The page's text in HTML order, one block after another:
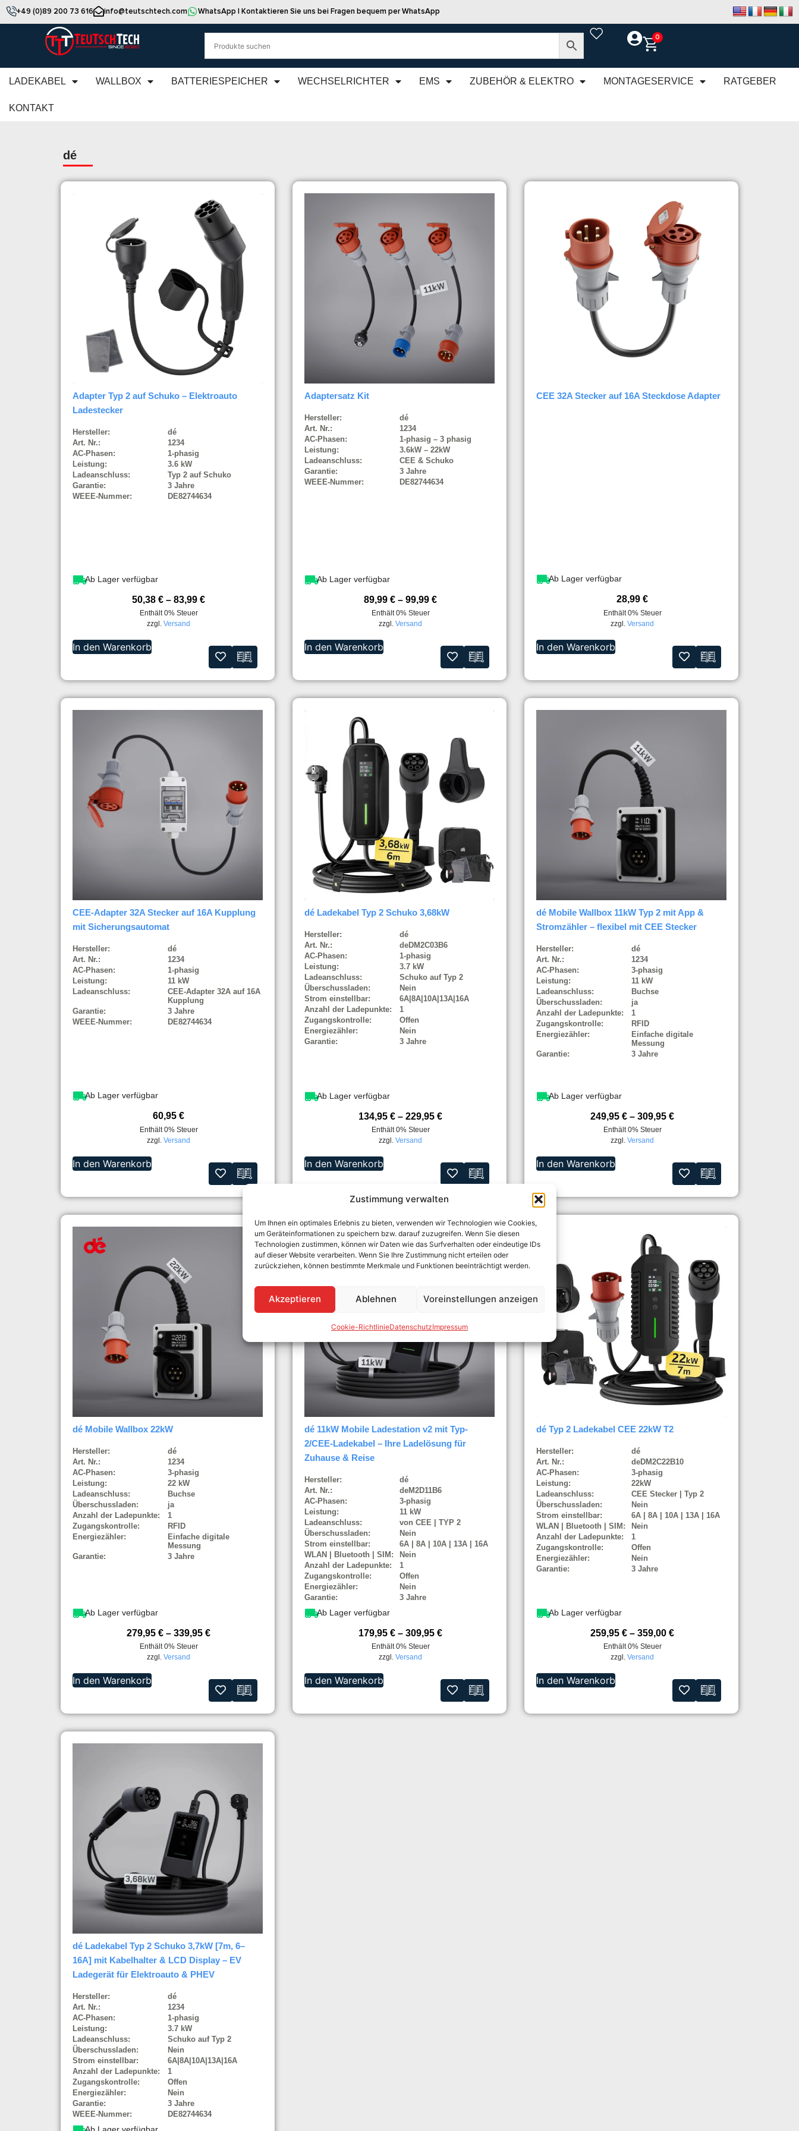
Zustimmung verwalten
Um Ihnen ein optimales Erlebnis zu bieten, verwenden wir Technologien wie Cookies,
um Geräteinformationen zu speichern bzw. darauf zuzugreifen. Wenn Sie diesen
Technologien zustimmen, können wir Daten wie das Surfverhalten oder eindeutige IDs
auf dieser Website verarbeiten. Wenn Sie Ihre Zustimmung nicht erteilen oder
zurückziehen, können bestimmte Merkmale und Funktionen beeinträchtigt werden.
Akzeptieren Ablehnen Voreinstellungen anzeigen
Cookie-RichtlinieDatenschutzImpressum
+49 (0)89 200 73 616 info@teutschtech.com WhatsApp | Kontaktieren Sie uns bei Fragen bequem per WhatsApp
0
LADEKABEL WALLBOX BATTERIESPEICHER WECHSELRICHTER EMS ZUBEHÖR & ELEKTRO MONTAGESERVICE RATGEBER
KONTAKT
dé
Adapter Typ 2 auf Schuko – Elektroauto
Ladestecker
Hersteller:
dé
Art. Nr.:
1234
AC-Phasen:
1-phasig
Leistung:
3.6 kW
Ladeanschluss:
Typ 2 auf Schuko
Garantie:
3 Jahre
WEEE-Nummer:
DE82744634
Ab Lager verfügbar
50,38 € – 83,99 €
Enthält 0% Steuer
zzgl. Versand
In den Warenkorb
Adaptersatz Kit
Hersteller:
dé
Art. Nr.:
1234
AC-Phasen:
1-phasig – 3 phasig
Leistung:
3.6kW – 22kW
Ladeanschluss:
CEE & Schuko
Garantie:
3 Jahre
WEEE-Nummer:
DE82744634
Ab Lager verfügbar
89,99 € – 99,99 €
Enthält 0% Steuer
zzgl. Versand
In den Warenkorb
CEE 32A Stecker auf 16A Steckdose Adapter
Ab Lager verfügbar
28,99 €
Enthält 0% Steuer
zzgl. Versand
In den Warenkorb
CEE-Adapter 32A Stecker auf 16A Kupplung
mit Sicherungsautomat
Hersteller:
dé
Art. Nr.:
1234
AC-Phasen:
1-phasig
Leistung:
11 kW
Ladeanschluss:
CEE-Adapter 32A auf 16A
Kupplung
Garantie:
3 Jahre
WEEE-Nummer:
DE82744634
Ab Lager verfügbar
60,95 €
Enthält 0% Steuer
zzgl. Versand
In den Warenkorb
dé Ladekabel Typ 2 Schuko 3,68kW
Hersteller:
dé
Art. Nr.:
deDM2C03B6
AC-Phasen:
1-phasig
Leistung:
3.7 kW
Ladeanschluss:
Schuko auf Typ 2
Überschussladen:
Nein
Strom einstellbar:
6A|8A|10A|13A|16A
Anzahl der Ladepunkte:
1
Zugangskontrolle:
Offen
Energiezähler:
Nein
Garantie:
3 Jahre
Ab Lager verfügbar
134,95 € – 229,95 €
Enthält 0% Steuer
zzgl. Versand
In den Warenkorb
dé Mobile Wallbox 11kW Typ 2 mit App &
Stromzähler – flexibel mit CEE Stecker
Hersteller:
dé
Art. Nr.:
1234
AC-Phasen:
3-phasig
Leistung:
11 kW
Ladeanschluss:
Buchse
Überschussladen:
ja
Anzahl der Ladepunkte:
1
Zugangskontrolle:
RFID
Energiezähler:
Einfache digitale
Messung
Garantie:
3 Jahre
Ab Lager verfügbar
249,95 € – 309,95 €
Enthält 0% Steuer
zzgl. Versand
In den Warenkorb
dé Mobile Wallbox 22kW
Hersteller:
dé
Art. Nr.:
1234
AC-Phasen:
3-phasig
Leistung:
22 kW
Ladeanschluss:
Buchse
Überschussladen:
ja
Anzahl der Ladepunkte:
1
Zugangskontrolle:
RFID
Energiezähler:
Einfache digitale
Messung
Garantie:
3 Jahre
Ab Lager verfügbar
279,95 € – 339,95 €
Enthält 0% Steuer
zzgl. Versand
In den Warenkorb
dé 11kW Mobile Ladestation v2 mit Typ-
2/CEE-Ladekabel – Ihre Ladelösung für
Zuhause & Reise
Hersteller:
dé
Art. Nr.:
deM2D11B6
AC-Phasen:
3-phasig
Leistung:
11 kW
Ladeanschluss:
von CEE | TYP 2
Überschussladen:
Nein
Strom einstellbar:
6A | 8A | 10A | 13A | 16A
WLAN | Bluetooth | SIM:
Nein
Anzahl der Ladepunkte:
1
Zugangskontrolle:
Offen
Energiezähler:
Nein
Garantie:
3 Jahre
Ab Lager verfügbar
179,95 € – 309,95 €
Enthält 0% Steuer
zzgl. Versand
In den Warenkorb
dé Typ 2 Ladekabel CEE 22kW T2
Hersteller:
dé
Art. Nr.:
deDM2C22B10
AC-Phasen:
3-phasig
Leistung:
22kW
Ladeanschluss:
CEE Stecker | Typ 2
Überschussladen:
Nein
Strom einstellbar:
6A | 8A | 10A | 13A | 16A
WLAN | Bluetooth | SIM:
Nein
Anzahl der Ladepunkte:
1
Zugangskontrolle:
Offen
Energiezähler:
Nein
Garantie:
3 Jahre
Ab Lager verfügbar
259,95 € – 359,00 €
Enthält 0% Steuer
zzgl. Versand
In den Warenkorb
dé Ladekabel Typ 2 Schuko 3,7kW [7m, 6–
16A] mit Kabelhalter & LCD Display – EV
Ladegerät für Elektroauto & PHEV
Hersteller:
dé
Art. Nr.:
1234
AC-Phasen:
1-phasig
Leistung:
3.7 kW
Ladeanschluss:
Schuko auf Typ 2
Überschussladen:
Nein
Strom einstellbar:
6A|8A|10A|13A|16A
Anzahl der Ladepunkte:
1
Zugangskontrolle:
Offen
Energiezähler:
Nein
Garantie:
3 Jahre
WEEE-Nummer:
DE82744634
Ab Lager verfügbar